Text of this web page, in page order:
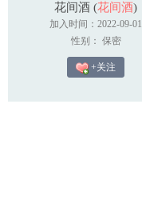
花间酒 (花间酒)
加入时间：2022-09-01
性别： 保密
+关注